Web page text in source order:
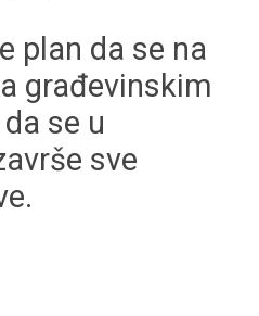
plan da se na
građevinskim
se u
sve